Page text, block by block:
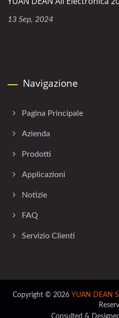
13 Sep, 2024
Navigazione
Pagina Principale
Azienda
Prodotti
Applicazioni
Notizie
FAQ
Servizio Clienti
Copyright © 2026 YUAN DEAN
Consulted &